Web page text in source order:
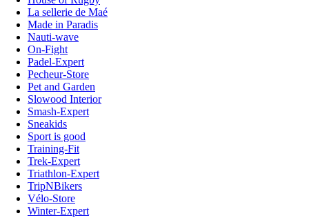
La sellerie de Maé
Made in Paradis
Nauti-wave
On-Fight
Padel-Expert
Pecheur-Store
Pet and Garden
Slowood Interior
Smash-Expert
Sneakids
Sport is good
Training-Fit
Trek-Expert
Triathlon-Expert
TripNBikers
Vélo-Store
Winter-Expert